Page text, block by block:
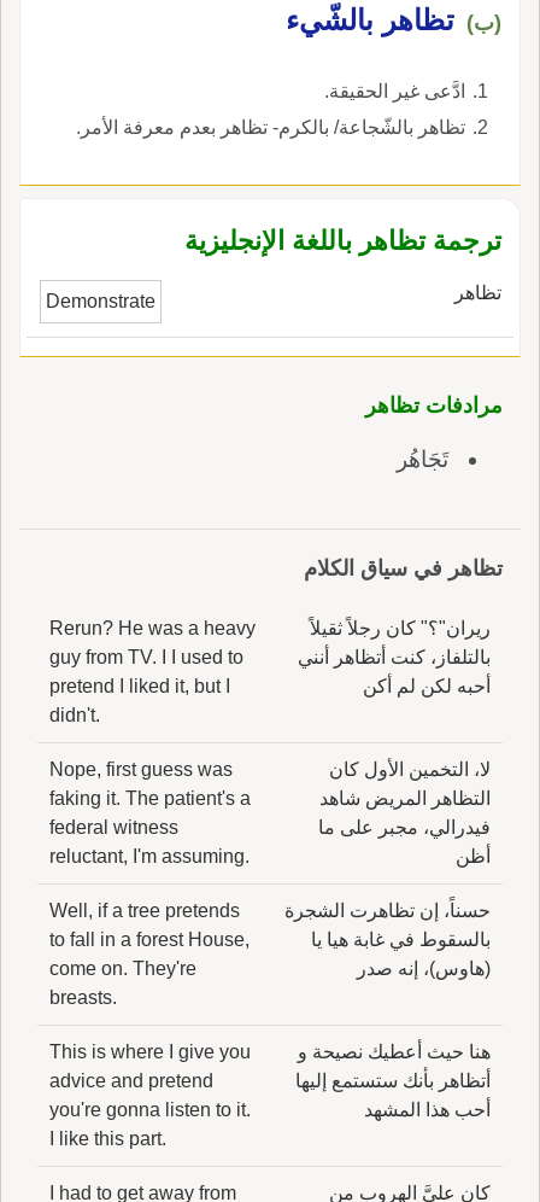
لأَنه زيادة على قدر حاجة صاحبِ إِليه، وإِنما
الظِّهْرِيّ الرجلُ يكون معه حاجتُه من الرِّكاب
أَكثر فُرَّغاً تكو مُعدَّةً لاحتمال ما انقَطَع من ركابه أَو
ظَلَع أَو أَصابته آفة، ث يقال: استَظْهَر ببعيرين
ظِهْرِيّاً لأَن صاحبَ جعلَه وراء ظَهْرِه فلم يركبه ولم
يحمل عليه وتركه عُدّةً لحاجته إِ مَسَّت إِليه؛ ومنه
قوله عز وجل حكاية عن شعيب: واتَّخَذْتُمُوه وراءَك
(ب) تظاهر بالشّيء
ادَّعى غير الحقيقة.
تظاهر بالشّجاعة/ بالكرم- تظاهر بعدم معرفة الأمر.
ترجمة تظاهر باللغة الإنجليزية
تظاهر Demonstrate
مرادفات تظاهر
تَجَاهُر
تظاهر في سياق الكلام
ريران"؟" كان رجلاً ثقيلاً
بالتلفاز، كنت أتظاهر أنني
أحبه لكن لم أكن
Rerun? He was a heavy
guy from TV. I I used to
pretend I liked it, but I
didn't.
لا، التخمين الأول كان
التظاهر المريض شاهد
فيدرالي، مجبر على ما
أظن
Nope, first guess was
faking it. The patient's a
federal witness
reluctant, I'm assuming.
حسناً، إن تظاهرت الشجرة
بالسقوط في غابة هيا يا
(هاوس)، إنه صدر
Well, if a tree pretends
to fall in a forest House,
come on. They're
breasts.
هنا حيث أعطيك نصيحة و
أتظاهر بأنك ستستمع إليها
أحب هذا المشهد
This is where I give you
advice and pretend
you're gonna listen to it.
I like this part.
كان عليَّ الهروب من
I had to get away from